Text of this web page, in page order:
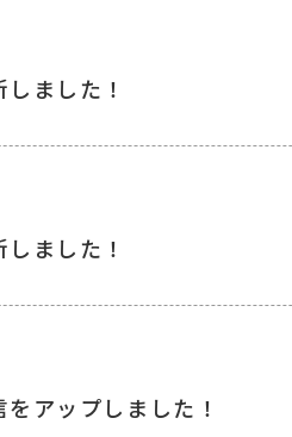
ました！
ました！
アップしました！